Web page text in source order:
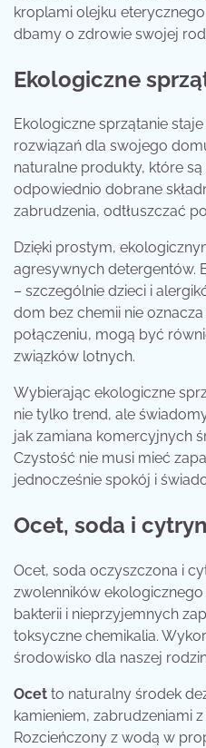
kroplami olejku
dbamy o zdrowie swojej
Ekologiczne
Ekologiczne sprzątanie
rozwiązań dla swojego
naturalne produkty, które
odpowiednio dobrane
zabrudzenia, odtłuszczać
Dzięki prostym,
agresywnych detergentów.
– szczególnie dzieci i
dom bez chemii nie
połączeniu, mogą być
związków lotnych.
Wybierając ekologiczne
nie tylko trend, ale
jak zamiana komercyjnych
Czystość nie musi mieć
jednocześnie spokój i
Ocet, soda i
Ocet, soda oczyszczona i
zwolenników
bakterii i nieprzyjemnych
toksyczne chemikalia.
środowisko dla naszej
Ocet to naturalny środek
kamieniem, zabrudzeniami
Rozcieńczony z wodą w